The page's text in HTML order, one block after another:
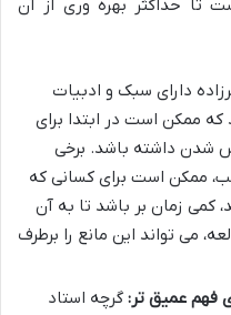
تا حداکثر بهره وری از آن
دارای سبک و ادبیات
ممکن است در ابتدا برای
شدن داشته باشد. برخی
ممکن است برای کسانی که
کمی زمان بر باشد تا به آن
می تواند این مانع را برطرف
فهم عمیق تر: گرچه استاد